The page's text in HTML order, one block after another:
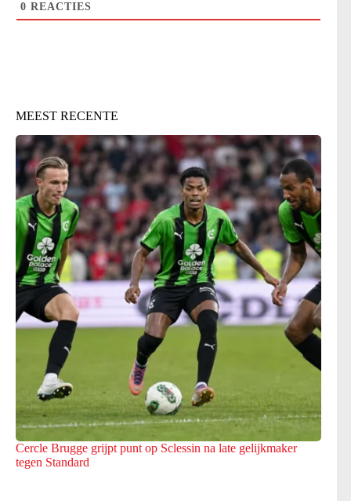
0 REACTIES
MEEST RECENTE
Cercle Brugge grijpt punt op Sclessin na late gelijkmaker
tegen Standard